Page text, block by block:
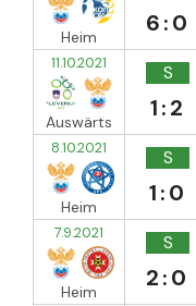
Heim 6:0
11.10.2021
Auswärts
S
1:2
8.10.2021
Heim
S
1:0
7.9.2021
Heim
S
2:0